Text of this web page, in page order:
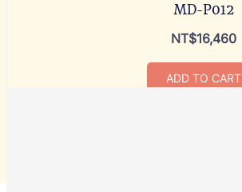
MD-P012
NT$16,460
ADD TO CART